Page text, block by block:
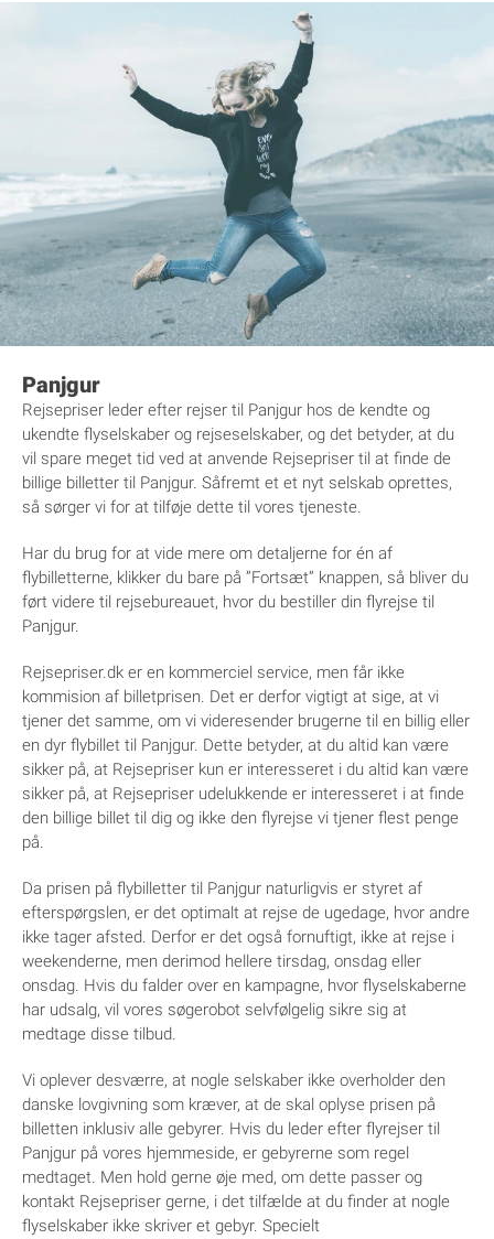
Panjgur
Rejsepriser leder efter rejser til Panjgur hos de kendte og
ukendte flyselskaber og rejseselskaber, og det betyder, at du
vil spare meget tid ved at anvende Rejsepriser til at finde de
billige billetter til Panjgur. Såfremt et et nyt selskab oprettes,
så sørger vi for at tilføje dette til vores tjeneste.
Har du brug for at vide mere om detaljerne for én af
flybilletterne, klikker du bare på ”Fortsæt” knappen, så bliver du
ført videre til rejsebureauet, hvor du bestiller din flyrejse til
Panjgur.
Rejsepriser.dk er en kommerciel service, men får ikke
kommision af billetprisen. Det er derfor vigtigt at sige, at vi
tjener det samme, om vi videresender brugerne til en billig eller
en dyr flybillet til Panjgur. Dette betyder, at du altid kan være
sikker på, at Rejsepriser kun er interesseret i du altid kan være
sikker på, at Rejsepriser udelukkende er interesseret i at finde
den billige billet til dig og ikke den flyrejse vi tjener flest penge
på.
Da prisen på flybilletter til Panjgur naturligvis er styret af
efterspørgslen, er det optimalt at rejse de ugedage, hvor andre
ikke tager afsted. Derfor er det også fornuftigt, ikke at rejse i
weekenderne, men derimod hellere tirsdag, onsdag eller
onsdag. Hvis du falder over en kampagne, hvor flyselskaberne
har udsalg, vil vores søgerobot selvfølgelig sikre sig at
medtage disse tilbud.
Vi oplever desværre, at nogle selskaber ikke overholder den
danske lovgivning som kræver, at de skal oplyse prisen på
billetten inklusiv alle gebyrer. Hvis du leder efter flyrejser til
Panjgur på vores hjemmeside, er gebyrerne som regel
medtaget. Men hold gerne øje med, om dette passer og
kontakt Rejsepriser gerne, i det tilfælde at du finder at nogle
flyselskaber ikke skriver et gebyr. Specielt